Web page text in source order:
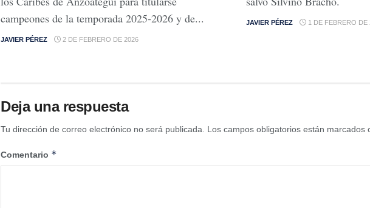
campeones de la temporada 2025-2026 y de...
JAVIER PÉREZ 2 DE FEBRERO DE 2026
JAVIER PÉREZ 1 DE FEBRERO DE
Deja una respuesta
Tu dirección de correo electrónico no será publicada. Los campos obligatorios están marcados
Comentario *